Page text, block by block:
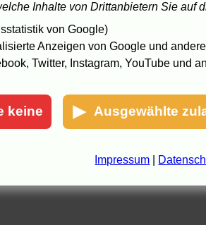
Inhalte von Drittanbietern Sie auf
von Google)
Anzeigen von Google und
Twitter, Instagram, YouTube und
keine Ausgewählte
Impressum